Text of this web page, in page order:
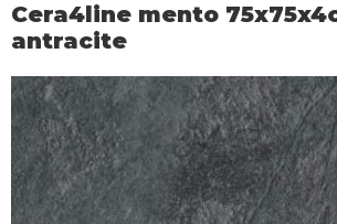
Cera4line mento
antracite